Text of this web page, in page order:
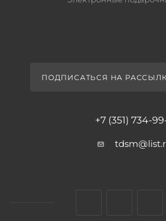
ПОДПИСАТЬСЯ НА
+7 (351) 734-